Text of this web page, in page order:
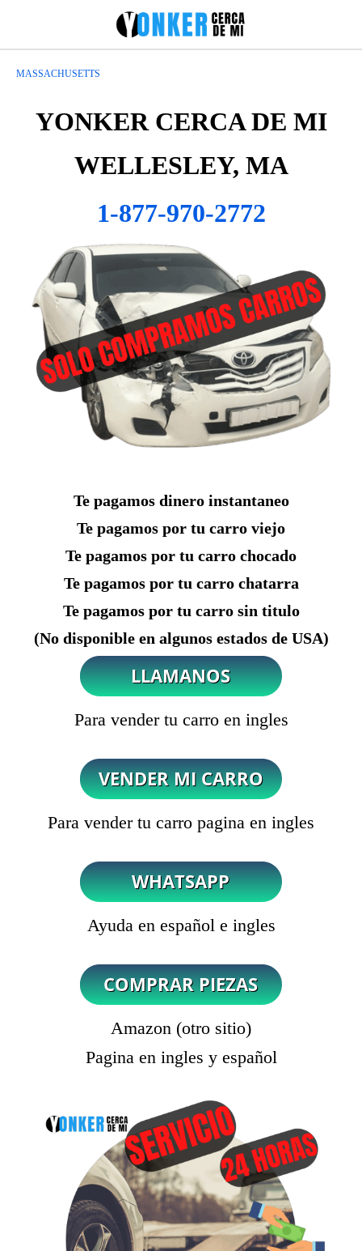
MASSACHUSETTS
YONKER CERCA DE MI
WELLESLEY, MA
1-877-970-2772
Te pagamos dinero instantaneo
Te pagamos por tu carro viejo
Te pagamos por tu carro chocado
Te pagamos por tu carro chatarra
Te pagamos por tu carro sin titulo
(No disponible en algunos estados de USA)
Para vender tu carro en ingles
Para vender tu carro pagina en ingles
Ayuda en español e ingles
Amazon (otro sitio)
Pagina en ingles y español